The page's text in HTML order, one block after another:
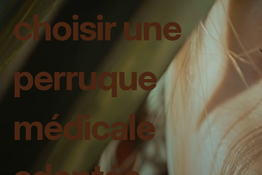
choisir une
perruque
médicale